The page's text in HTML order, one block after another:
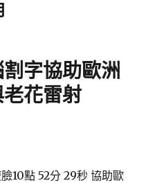
字協助歐洲
花雷射
10點 52分 29秒 協助歐